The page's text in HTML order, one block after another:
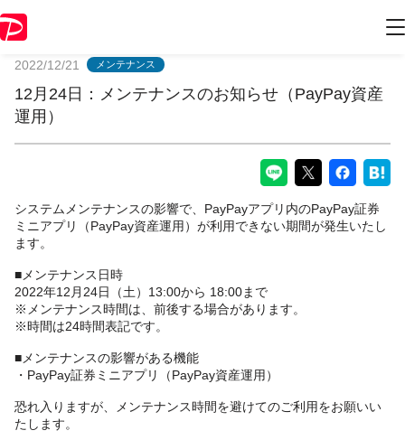
2022/12/21 メンテナンス
12月24日：メンテナンスのお知らせ（PayPay資産
運用）
システムメンテナンスの影響で、PayPayアプリ内のPayPay証券
ミニアプリ（PayPay資産運用）が利用できない期間が発生いたし
ます。
■メンテナンス日時
2022年12月24日（土）13:00から 18:00まで
※メンテナンス時間は、前後する場合があります。
※時間は24時間表記です。
■メンテナンスの影響がある機能
・PayPay証券ミニアプリ（PayPay資産運用）
恐れ入りますが、メンテナンス時間を避けてのご利用をお願いい
たします。